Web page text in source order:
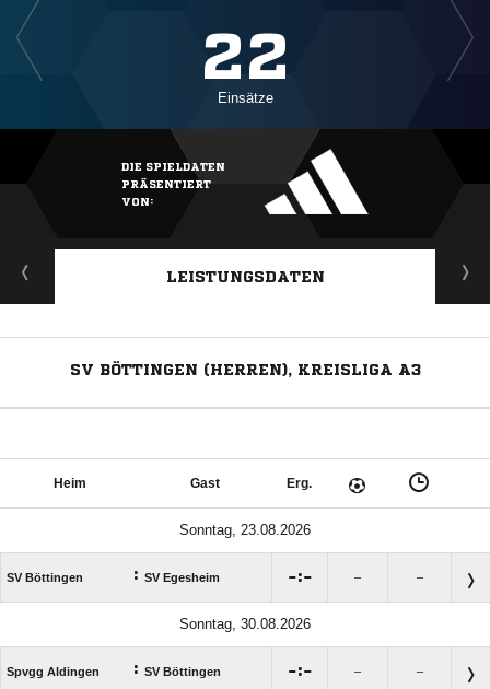
22
Einsätze
DIE SPIELDATEN
PRÄSENTIERT
VON:
LEISTUNGSDATEN
SV BÖTTINGEN (HERREN), KREISLIGA A3
Heim Gast Erg.
Sonntag, 23.08.2026
SV Böttingen : SV Egesheim : – –
Sonntag, 30.08.2026
Spvgg Aldingen : SV Böttingen : – –